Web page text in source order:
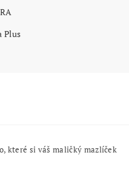
Plus
které si váš maličký mazlíček